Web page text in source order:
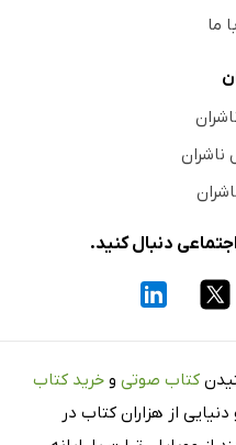
ما
ناشران
دنبال کنید.
کتاب صوتی و خرید کتاب
از هزاران کتاب در